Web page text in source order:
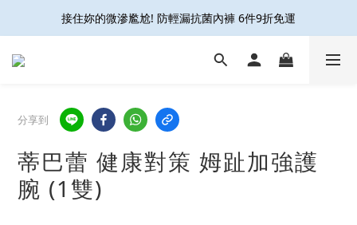
接住妳的微滲尷尬! 防輕漏抗菌內褲 6件9折免運
接住妳的微滲尷尬! 防輕漏抗菌內褲 6件9折免運
久站久走 減壓不腳痠👍足科壓縮襪6雙9折再免運
接住妳的微滲尷尬! 防輕漏抗菌內褲 6件9折免運
分享到
蒂巴蕾 健康對策 姆趾加強護
腕 (1雙)